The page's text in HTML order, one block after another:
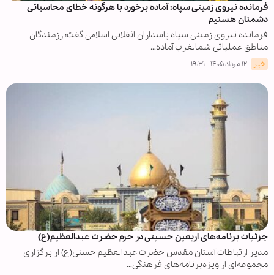
فرمانده نیروی زمینی سپاه: آماده برخورد با هرگونه خطای محاسباتی
دشمنان هستیم
فرمانده نیروی زمینی سپاه پاسداران انقلابی اسلامی گفت: رزمندگان
مناطق عملیاتی شمالغرب آماده…
خبر ۱۲ مرداد ۱۴۰۵ - ۱۹:۳۱
جزئیات برنامه‌های اربعین حسینی در حرم حضرت عبدالعظیم(ع)
مدیر ارتباطات آستان مقدس حضرت عبدالعظیم حسنی(ع) از برگزاری
مجموعه‌ای از ویژه‌برنامه‌های فرهنگی…